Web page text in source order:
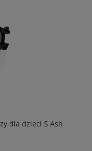
dla dzieci S Ash